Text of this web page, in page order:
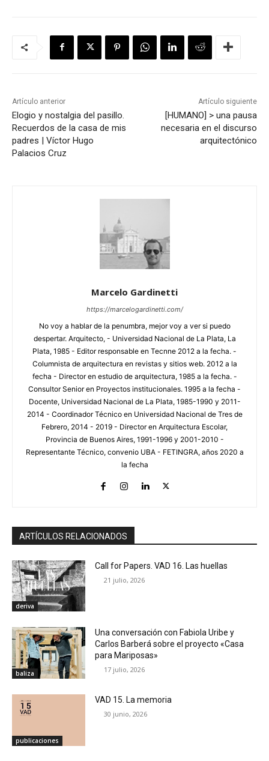
Artículo anterior
Elogio y nostalgia del pasillo.
Recuerdos de la casa de mis
padres | Víctor Hugo
Palacios Cruz
Artículo siguiente
[HUMANO] > una pausa
necesaria en el discurso
arquitectónico
Marcelo Gardinetti
https://marcelogardinetti.com/
No voy a hablar de la penumbra, mejor voy a ver si puedo
despertar. Arquitecto, - Universidad Nacional de La Plata, La
Plata, 1985 - Editor responsable en Tecnne 2012 a la fecha. -
Columnista de arquitectura en revistas y sitios web. 2012 a la
fecha - Director en estudio de arquitectura, 1985 a la fecha. -
Consultor Senior en Proyectos institucionales. 1995 a la fecha -
Docente, Universidad Nacional de La Plata, 1985-1990 y 2011-
2014 - Coordinador Técnico en Universidad Nacional de Tres de
Febrero, 2014 - 2019 - Director en Arquitectura Escolar,
Provincia de Buenos Aires, 1991-1996 y 2001-2010 -
Representante Técnico, convenio UBA - FETINGRA, años 2020 a
la fecha
ARTÍCULOS RELACIONADOS
deriva
Call for Papers. VAD 16. Las huellas
21 julio, 2026
baliza
Una conversación con Fabiola Uribe y
Carlos Barberá sobre el proyecto «Casa
para Mariposas»
17 julio, 2026
publicaciones
VAD 15. La memoria
30 junio, 2026